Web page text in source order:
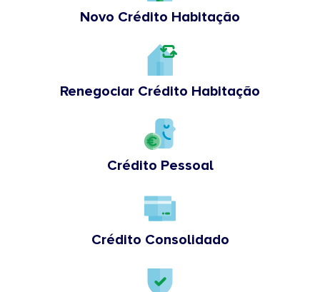
Novo Crédito Habitação
Renegociar Crédito Habitação
Crédito Pessoal
Crédito Consolidado